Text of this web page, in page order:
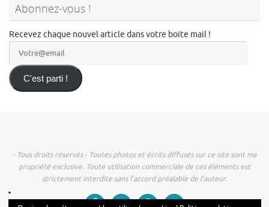
Abonnez-vous !
Recevez chaque nouvel article dans votre boite mail !
C'est parti !
- Tous droits réservés - Toutes photos et écrits diffusés sur ce site sont ma
propriété exclusive. Toute utilisation commerciale de ces éléments est
strictement interdite sans l’accord préalable de l’auteur.